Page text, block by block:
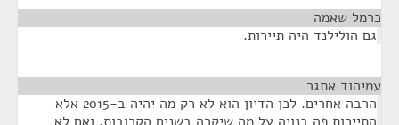
כרמל שאמה
גם הולילנד היה תיירות.
עמיהוד אתגר
הרבה אחרים. לכן הדיון הוא לא רק מה יהיה ב-2015 אלא